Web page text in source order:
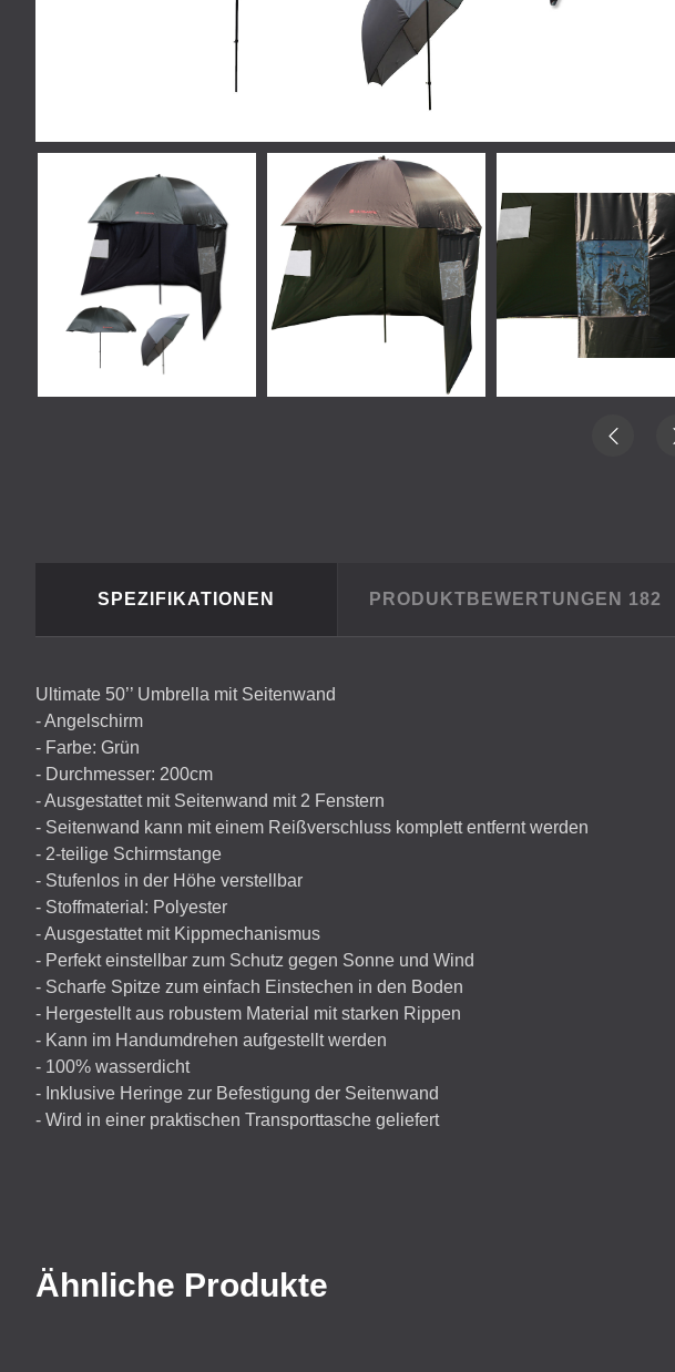
SPEZIFIKATIONEN PRODUKTBEWERTUNGEN 182
Ultimate 50’’ Umbrella mit Seitenwand
- Angelschirm
- Farbe: Grün
- Durchmesser: 200cm
- Ausgestattet mit Seitenwand mit 2 Fenstern
- Seitenwand kann mit einem Reißverschluss komplett entfernt werden
- 2-teilige Schirmstange
- Stufenlos in der Höhe verstellbar
- Stoffmaterial: Polyester
- Ausgestattet mit Kippmechanismus
- Perfekt einstellbar zum Schutz gegen Sonne und Wind
- Scharfe Spitze zum einfach Einstechen in den Boden
- Hergestellt aus robustem Material mit starken Rippen
- Kann im Handumdrehen aufgestellt werden
- 100% wasserdicht
- Inklusive Heringe zur Befestigung der Seitenwand
- Wird in einer praktischen Transporttasche geliefert
Ähnliche Produkte